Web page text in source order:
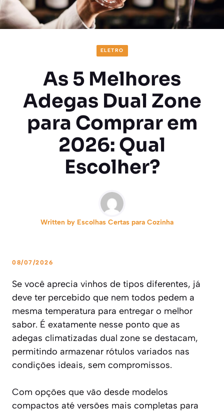
ELETRO
As 5 Melhores
Adegas Dual Zone
para Comprar em
2026: Qual
Escolher?
Written by Escolhas Certas para Cozinha
08/07/2026
Se você aprecia vinhos de tipos diferentes, já
deve ter percebido que nem todos pedem a
mesma temperatura para entregar o melhor
sabor. É exatamente nesse ponto que as
adegas climatizadas dual zone se destacam,
permitindo armazenar rótulos variados nas
condições ideais, sem compromissos.
Com opções que vão desde modelos
compactos até versões mais completas para